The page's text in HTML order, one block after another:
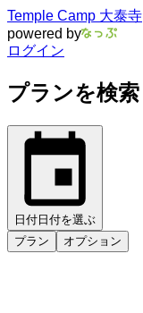
Temple Camp 大泰寺
powered by
ログイン
プランを検索
日付 日付を選ぶ
プラン
オプション